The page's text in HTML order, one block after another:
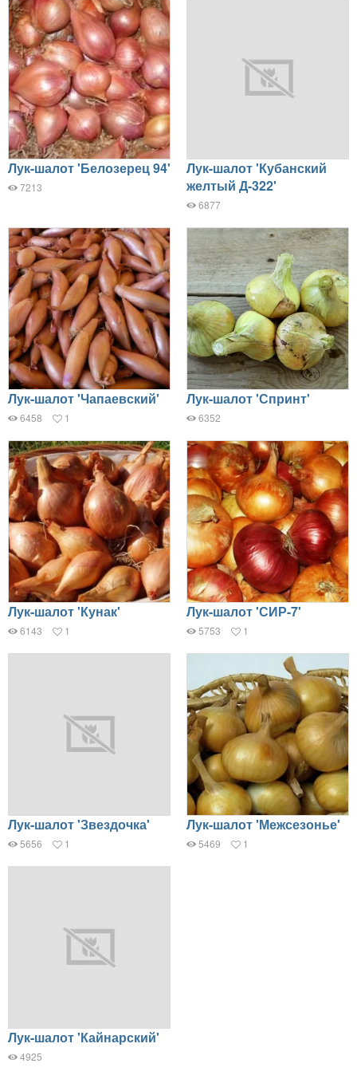
Лук-шалот 'Белозерец 94'
7213
Лук-шалот 'Кубанский
желтый Д-322'
6877
Лук-шалот 'Чапаевский'
6458 1
Лук-шалот 'Спринт'
6352
Лук-шалот 'Кунак'
6143 1
Лук-шалот 'СИР-7'
5753 1
Лук-шалот 'Звездочка'
5656 1
Лук-шалот 'Межсезонье'
5469 1
Лук-шалот 'Кайнарский'
4925